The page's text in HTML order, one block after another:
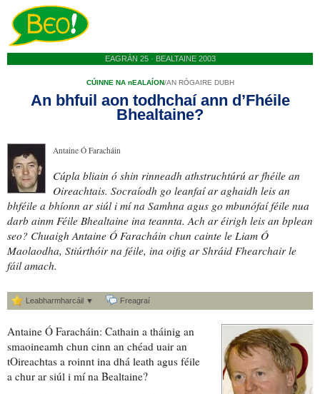
EAGRÁN 25 · BEALTAINE 2003
CÚINNE NA nEALAÍON/AN RÓGAIRE DUBH
An bhfuil aon todhchaí ann d’Fhéile
Bhealtaine?
Antaine Ó Faracháin
Cúpla bliain ó shin rinneadh athstruchtúrú ar fhéile an
Oireachtais. Socraíodh go leanfaí ar aghaidh leis an
bhféile a bhíonn ar siúl i mí na Samhna agus go mbunófaí féile nua
darb ainm Féile Bhealtaine ina teannta. Ach ar éirigh leis an bplean
seo? Chuaigh Antaine Ó Faracháin chun cainte le Liam Ó
Maolaodha, Stiúrthóir na féile, ina oifig ar Shráid Fhearchair le
fáil amach.
Leabharmharcáil ▼ Freagraí
Antaine Ó Faracháin: Cathain a tháinig an
smaoineamh chun cinn an chéad uair an
tOireachtas a roinnt ina dhá leath agus féile
a chur ar siúl i mí na Bealtaine?